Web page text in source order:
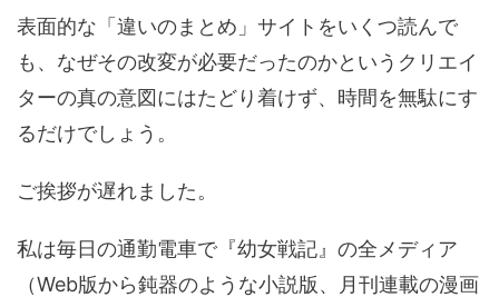
表面的な「違いのまとめ」サイトをいくつ読んで
も、なぜその改変が必要だったのかというクリエイ
ターの真の意図にはたどり着けず、時間を無駄にす
るだけでしょう。
ご挨拶が遅れました。
私は毎日の通勤電車で『幼女戦記』の全メディア
（Web版から鈍器のような小説版、月刊連載の漫画